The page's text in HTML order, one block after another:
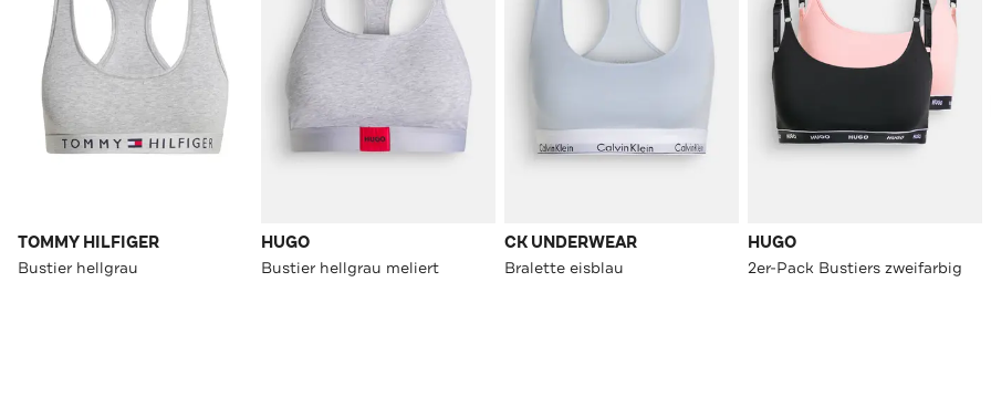
TOMMY HILFIGER
Bustier hellgrau
HUGO
Bustier hellgrau meliert
CK UNDERWEAR
Bralette eisblau
HUGO
2er-Pack Bustiers zweifarbig